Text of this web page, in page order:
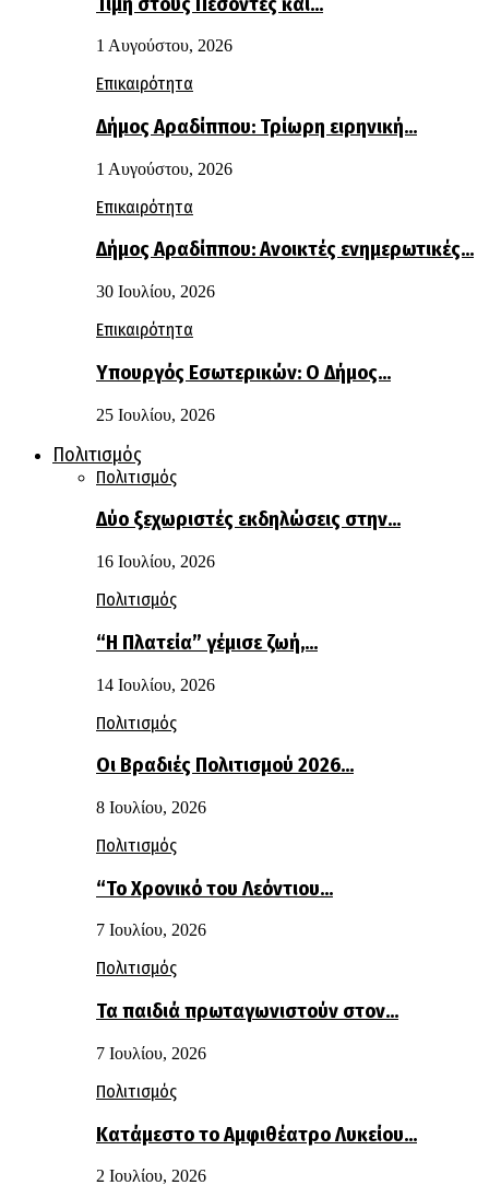
1 Αυγούστου, 2026
Επικαιρότητα
Δήμος Αραδίππου: Τρίωρη ειρηνική…
1 Αυγούστου, 2026
Επικαιρότητα
Δήμος Αραδίππου: Ανοικτές ενημερωτικές…
30 Ιουλίου, 2026
Επικαιρότητα
Υπουργός Εσωτερικών: Ο Δήμος…
25 Ιουλίου, 2026
Πολιτισμός
Πολιτισμός
Δύο ξεχωριστές εκδηλώσεις στην…
16 Ιουλίου, 2026
Πολιτισμός
“Η Πλατεία” γέμισε ζωή,…
14 Ιουλίου, 2026
Πολιτισμός
Οι Βραδιές Πολιτισμού 2026…
8 Ιουλίου, 2026
Πολιτισμός
“Το Χρονικό του Λεόντιου…
7 Ιουλίου, 2026
Πολιτισμός
Τα παιδιά πρωταγωνιστούν στον…
7 Ιουλίου, 2026
Πολιτισμός
Κατάμεστο το Αμφιθέατρο Λυκείου…
2 Ιουλίου, 2026